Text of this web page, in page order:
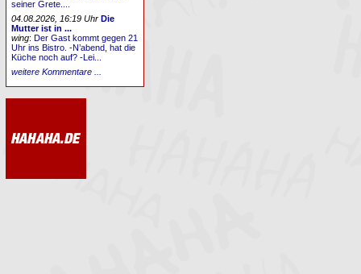
seiner Grete....
04.08.2026, 16:19 Uhr Die
Mutter ist in ...
wing:Der Gast kommt gegen 21
Uhr ins Bistro. -N’abend, hat die
Küche noch auf? -Lei...
weitere Kommentare ...